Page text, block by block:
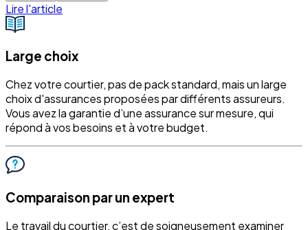
Lire l'article
Large choix
Chez votre courtier, pas de pack standard, mais un large
choix d'assurances proposées par différents assureurs.
Vous avez la garantie d’une assurance sur mesure, qui
répond à vos besoins et à votre budget.
Comparaison par un expert
Le travail du courtier, c’est de soigneusement examiner